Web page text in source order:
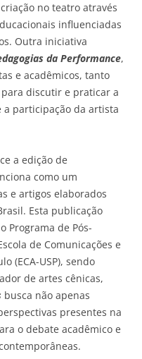
no teatro através
influenciadas
Outra iniciativa
da Performance,
e acadêmicos, tanto
discutir e praticar a
participação da artista
a edição de
como um
e artigos elaborados
Esta publicação
Programa de Pós-
de Comunicações e
(ECA-USP), sendo
de artes cênicas,
busca não apenas
presentes na
o debate acadêmico e